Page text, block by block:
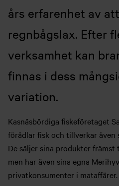
års erfarenhet av
regnbågslax. Efter
verksamhet kan
finnas i dess
variation.
Kasnäsbördiga fiskeföretaget
förädlar fisk och tillverkar även
De säljer sina produkter
men har även sina egna
privatkonsumenter i mataffärer.